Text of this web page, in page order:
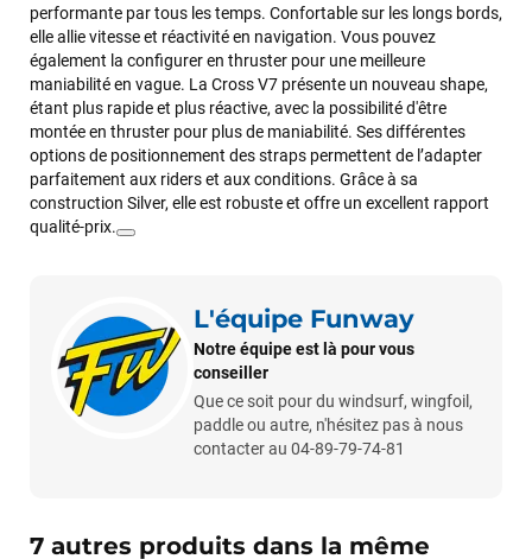
performante par tous les temps. Confortable sur les longs bords,
elle allie vitesse et réactivité en navigation. Vous pouvez
également la configurer en thruster pour une meilleure
maniabilité en vague. La Cross V7 présente un nouveau shape,
étant plus rapide et plus réactive, avec la possibilité d'être
montée en thruster pour plus de maniabilité. Ses différentes
options de positionnement des straps permettent de l’adapter
parfaitement aux riders et aux conditions. Grâce à sa
construction Silver, elle est robuste et offre un excellent rapport
qualité-prix.
L'équipe Funway
Notre équipe est là pour vous
conseiller
Que ce soit pour du windsurf, wingfoil,
paddle ou autre, n'hésitez pas à nous
contacter au 04-89-79-74-81
7 autres produits dans la même
il y a un mois
sur le matériel à choisir, et m’a même offert du matériel en